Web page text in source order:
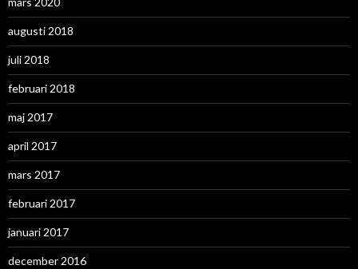
augusti 2018
juli 2018
februari 2018
maj 2017
april 2017
mars 2017
februari 2017
januari 2017
december 2016